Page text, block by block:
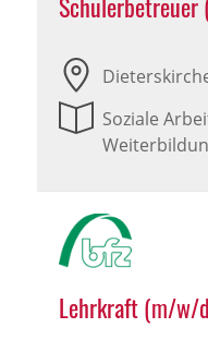
Soziale
Lehrkraft (m/w/